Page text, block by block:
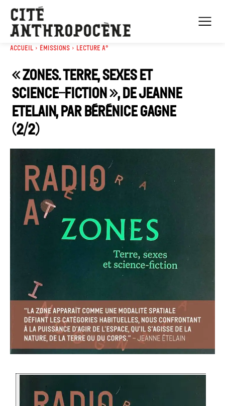
Accueil Émissions Lecture A°
« Zones. Terre, sexes et
science-fiction », de Jeanne
Etelain, par Bérénice Gagne
(2/2)